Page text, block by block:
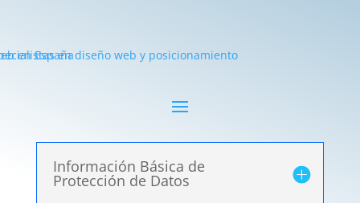
Información Básica de
Protección de Datos